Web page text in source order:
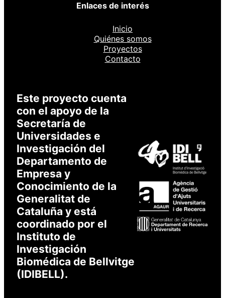
Enlaces de interés
Inicio
Quiénes somos
Proyectos
Contacto
Este proyecto cuenta
con el apoyo de la
Secretaría de
Universidades e
Investigación del
Departamento de
Empresa y
Conocimiento de la
Generalitat de
Cataluña y está
coordinado por el
Instituto de
Investigación
Biomédica de Bellvitge
(IDIBELL).